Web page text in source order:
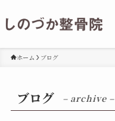
ホーム ブログ
ブログ – archive –